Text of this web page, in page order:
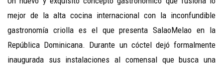
mejor de la alta cocina internacional con la inconfundible
gastronomía criolla es el que presenta SalaoMelao en la
República Dominicana. Durante un cóctel dejó formalmente
inaugurada sus instalaciones al comensal que busca una